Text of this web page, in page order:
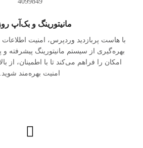
مانیتورینگ و بک‌آپ
با هاست پربازدید وردپرس، امنیت
بهره‌گیری از سیستم مانیتورینگ پیشرفته
امکان را فراهم می‌کند تا با اطمینان،
امنیت بهره‌مند شوید.